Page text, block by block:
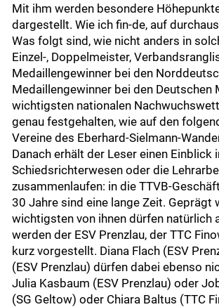
Mit ihm werden besondere
dargestellt. Wie ich fin-de, auf
Was folgt sind, wie nicht anders in
Einzel-, Doppelmeister,
Medaillengewinner bei den
Medaillengewinner bei den
wichtigsten nationalen
genau festgehalten, wie auf den
Vereine des Eberhard-Sielmann-
Danach erhält der Leser einen
Schiedsrichterwesen oder die
zusammenlaufen: in die TTVB-
30 Jahre sind eine lange Zeit. Geprägt
wichtigsten von ihnen dürfen natürlich
werden der ESV Prenzlau, der TTC
kurz vorgestellt. Diana Flach (ESV
(ESV Prenzlau) dürfen dabei ebenso
Julia Kasbaum (ESV Prenzlau) oder
(SG Geltow) oder Chiara Baltus (TTC